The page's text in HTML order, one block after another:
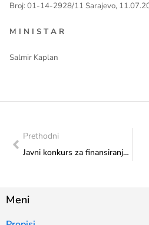
Broj: 01-14-2928/11 Sarajevo,
M I N I S T A R
Salmir Kaplan
Prethodni
Javni konkurs za finansiranje projekata i programa iz sredstava ostvarenih prometom Lutrije BiH u 2010 godini
Meni